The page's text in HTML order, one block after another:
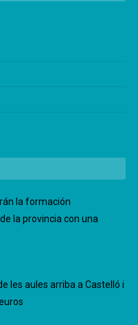
la formación
la provincia con una
les aules arriba a Castelló i